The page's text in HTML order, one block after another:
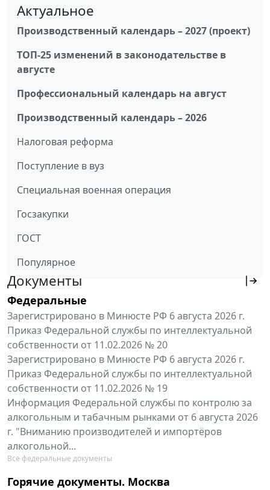
Актуальное
Производственный календарь – 2027 (проект)
ТОП-25 изменений в законодательстве в
августе
Профессиональный календарь на август
Производственный календарь – 2026
Налоговая реформа
Поступление в вуз
Специальная военная операция
Госзакупки
ГОСТ
Популярное
Документы
Федеральные
Зарегистрировано в Минюсте РФ 6 августа 2026 г.
Приказ Федеральной службы по интеллектуальной
собственности от 11.02.2026 № 20
Зарегистрировано в Минюсте РФ 6 августа 2026 г.
Приказ Федеральной службы по интеллектуальной
собственности от 11.02.2026 № 19
Информация Федеральной службы по контролю за
алкогольным и табачным рынками от 6 августа 2026
г. "Вниманию производителей и импортёров
алкогольной...
Все федеральные документы
Горячие документы. Москва